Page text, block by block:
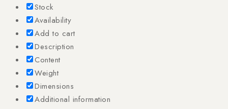
Stock
Availability
Add to cart
Description
Content
Weight
Dimensions
Additional information